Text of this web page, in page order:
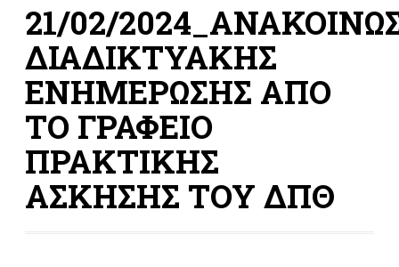
21/02/
ΔΙΑΔΙΚΤΥΑΚΗΣ
ΕΝΗΜΕΡΩΣΗΣ ΑΠΟ
ΤΟ ΓΡΑΦΕΙΟ
ΠΡΑΚΤΙΚΗΣ
ΑΣΚΗΣΗΣ ΤΟΥ ΔΠΘ